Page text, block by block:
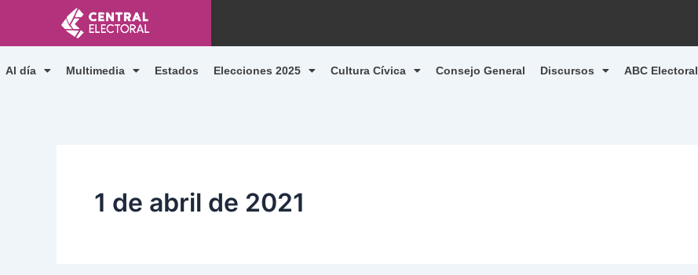
contenido
Al día Multimedia Estados Elecciones 2025 Cultura Cívica Consejo General Discursos ABC Electoral
1 de abril de 2021